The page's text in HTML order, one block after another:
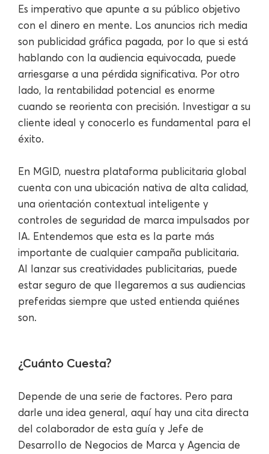
Es imperativo que apunte a su público objetivo
con el dinero en mente. Los anuncios rich media
son publicidad gráfica pagada, por lo que si está
hablando con la audiencia equivocada, puede
arriesgarse a una pérdida significativa. Por otro
lado, la rentabilidad potencial es enorme
cuando se reorienta con precisión. Investigar a su
cliente ideal y conocerlo es fundamental para el
éxito.
En MGID, nuestra plataforma publicitaria global
cuenta con una ubicación nativa de alta calidad,
una orientación contextual inteligente y
controles de seguridad de marca impulsados por
IA. Entendemos que esta es la parte más
importante de cualquier campaña publicitaria.
Al lanzar sus creatividades publicitarias, puede
estar seguro de que llegaremos a sus audiencias
preferidas siempre que usted entienda quiénes
son.
¿Cuánto Cuesta?
Depende de una serie de factores. Pero para
darle una idea general, aquí hay una cita directa
del colaborador de esta guía y Jefe de
Desarrollo de Negocios de Marca y Agencia de